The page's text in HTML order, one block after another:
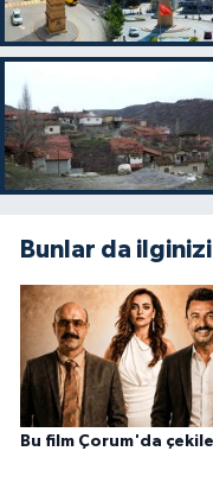
Bunlar da
Bu film Çorum'da